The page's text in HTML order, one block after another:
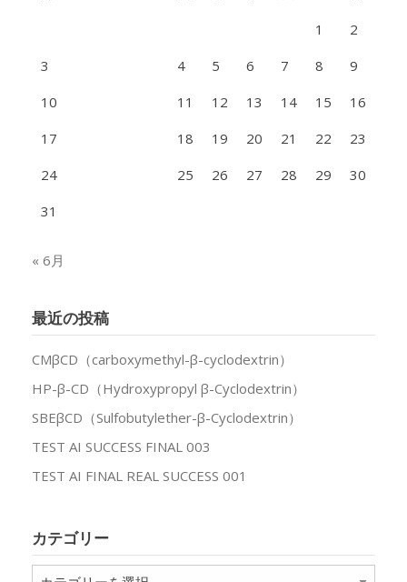
1
2
3
4 5 6 7 8
9
10
11 12 13 14 15
16
17
18 19 20 21 22
23
24
25 26 27 28 29
30
31
« 6月
最近の投稿
CMβCD（carboxymethyl-β-cyclodextrin）
HP-β-CD（Hydroxypropyl β-Cyclodextrin）
SBEβCD（Sulfobutylether-β-Cyclodextrin）
TEST AI SUCCESS FINAL 003
TEST AI FINAL REAL SUCCESS 001
カテゴリー